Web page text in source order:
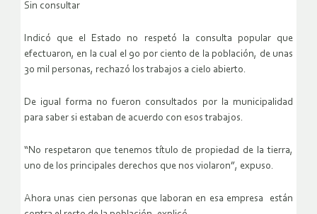
Sin consultar
Indicó que el Estado no respetó la consulta popular que
efectuaron, en la cual el 90 por ciento de la población, de unas
30 mil personas, rechazó los trabajos a cielo abierto.
De igual forma no fueron consultados por la municipalidad
para saber si estaban de acuerdo con esos trabajos.
“No respetaron que tenemos título de propiedad de la tierra,
uno de los principales derechos que nos violaron”, expuso.
Ahora unas cien personas que laboran en esa empresa están